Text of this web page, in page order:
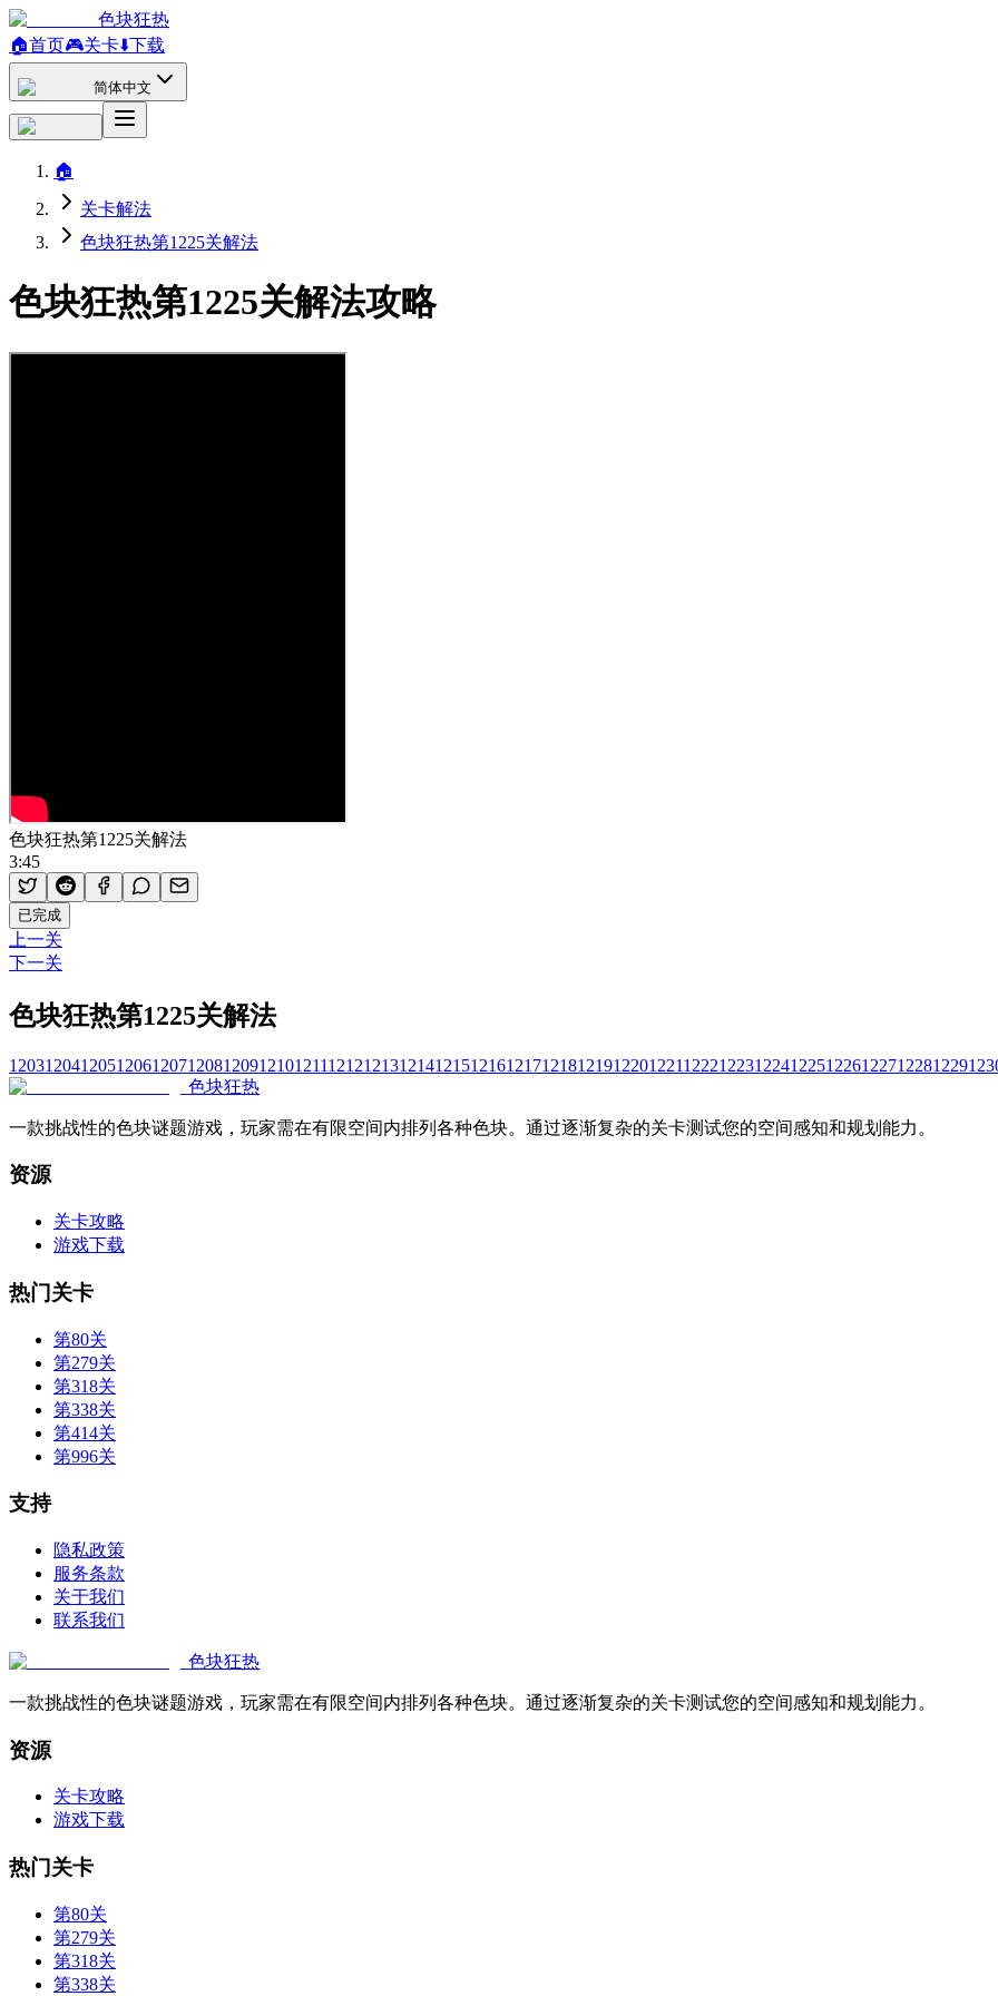
色块狂热
🏠首页🎮关卡⬇️下载
简体中文
🏠
关卡解法
色块狂热第1225关解法
色块狂热第1225关解法攻略
色块狂热第1225关解法
3:45
已完成
上一关
下一关
色块狂热第1225关解法
120312041205120612071208120912101211121212131214121512161217121812191220122112221223122412251226122712281229
色块狂热
一款挑战性的色块谜题游戏，玩家需在有限空间内排列各种色块。通过逐渐复杂的关卡测试您的空间感知和规划能力。
资源
关卡攻略
游戏下载
热门关卡
第80关
第279关
第318关
第338关
第414关
第996关
支持
隐私政策
服务条款
关于我们
联系我们
色块狂热
一款挑战性的色块谜题游戏，玩家需在有限空间内排列各种色块。通过逐渐复杂的关卡测试您的空间感知和规划能力。
资源
关卡攻略
游戏下载
热门关卡
第80关
第279关
第318关
第338关